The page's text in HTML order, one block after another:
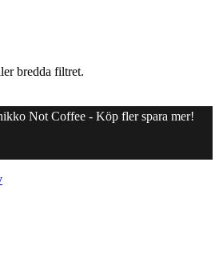
bredda filtret.
Not Coffee - Köp fler spara mer!